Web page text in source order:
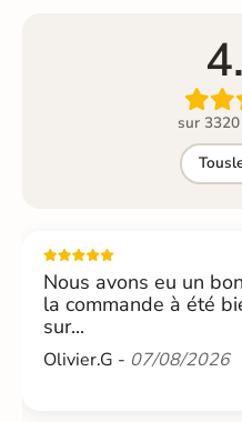
sur
Tous
Nous avons eu un
la commande à été
sur...
Olivier.G - 07/08/2026